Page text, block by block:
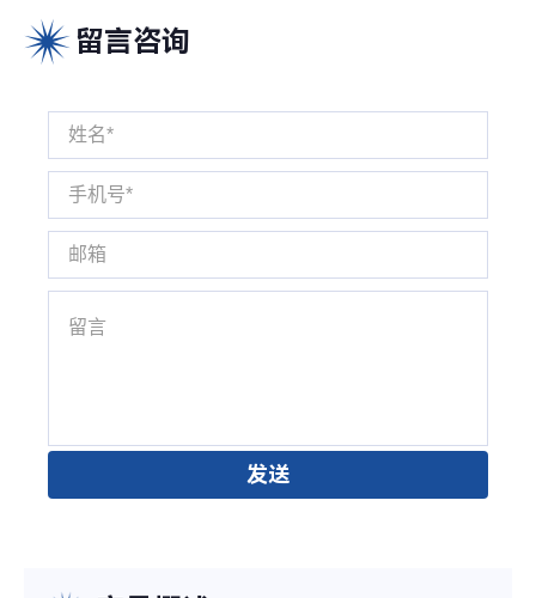
留言咨询
发送